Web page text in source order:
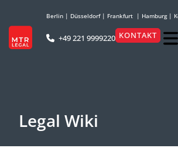
Berlin | Düsseldorf| Frankfurt | Hamburg|
+49 221 9999220 KONTAKT
Legal Wiki